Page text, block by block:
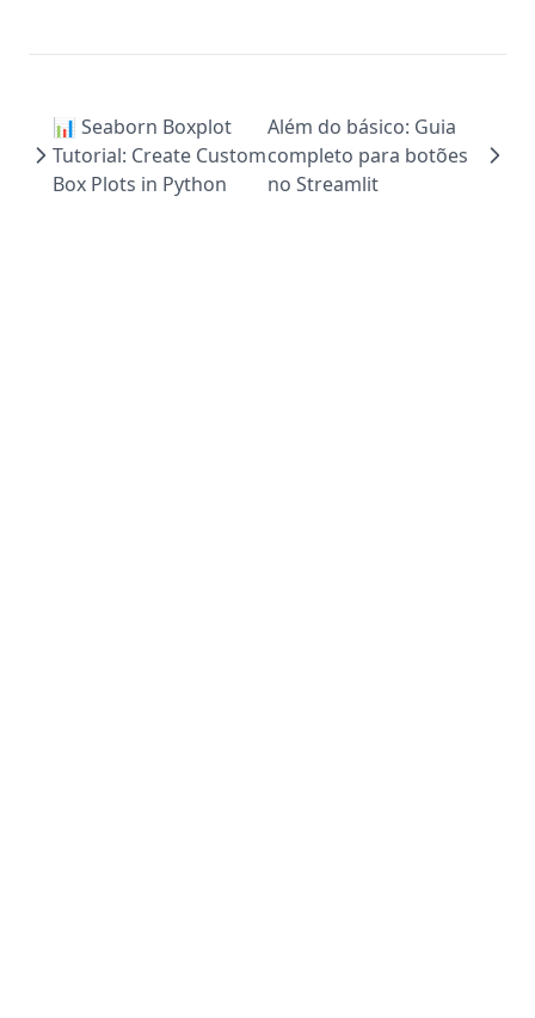
📊 Seaborn Boxplot
Tutorial: Create Custom
Box Plots in Python
Além do básico: Guia
completo para botões
no Streamlit